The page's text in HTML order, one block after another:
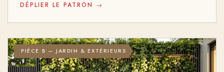
DÉPLIER LE PATRON →
PIÈCE B — JARDIN & EXTÉRIEURS